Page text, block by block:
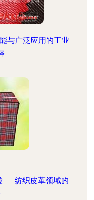
与广泛应用的工业
——纺织皮革领域的